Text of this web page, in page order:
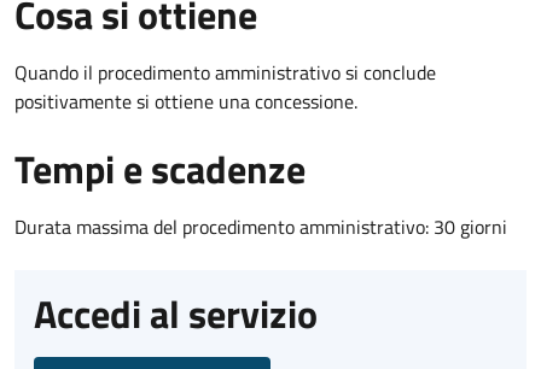
Cosa si ottiene
Quando il procedimento amministrativo si conclude
positivamente si ottiene una concessione.
Tempi e scadenze
Durata massima del procedimento amministrativo: 30 giorni
Accedi al servizio